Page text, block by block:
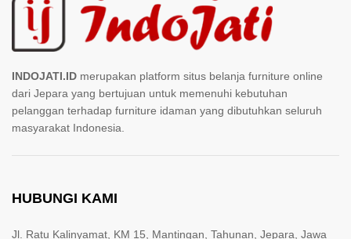
INDOJATI.ID merupakan platform situs belanja furniture online
dari Jepara yang bertujuan untuk memenuhi kebutuhan
pelanggan terhadap furniture idaman yang dibutuhkan seluruh
masyarakat Indonesia.
HUBUNGI KAMI
Jl. Ratu Kalinyamat, KM 15, Mantingan, Tahunan, Jepara, Jawa